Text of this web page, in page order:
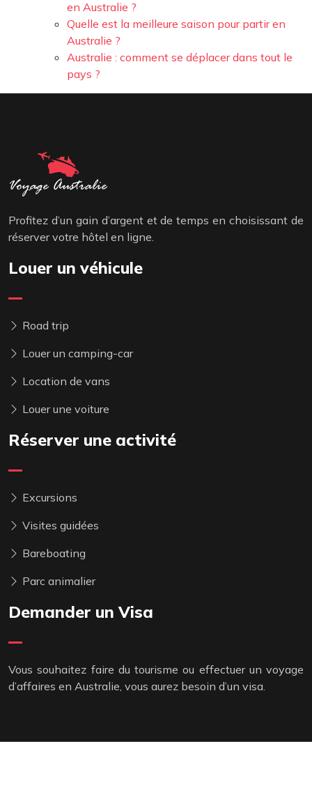
en Australie ?
Quelle est la meilleure saison pour partir en
Australie ?
Australie : comment se déplacer dans tout le
pays ?
Profitez d’un gain d’argent et de temps en choisissant de
réserver votre hôtel en ligne.
Louer un véhicule
Road trip
Louer un camping-car
Location de vans
Louer une voiture
Réserver une activité
Excursions
Visites guidées
Bareboating
Parc animalier
Demander un Visa
Vous souhaitez faire du tourisme ou effectuer un voyage
d’affaires en Australie, vous aurez besoin d’un visa.